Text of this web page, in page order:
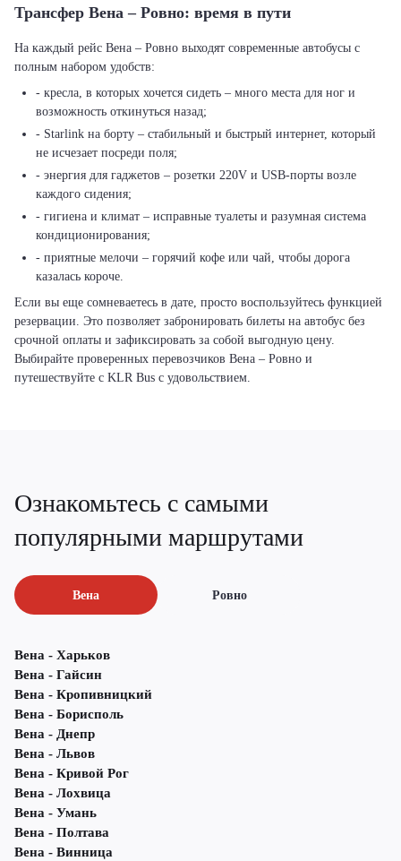
Трансфер Вена – Ровно: время в пути
На каждый рейс Вена – Ровно выходят современные автобусы с
полным набором удобств:
- кресла, в которых хочется сидеть – много места для ног и
возможность откинуться назад;
- Starlink на борту – стабильный и быстрый интернет, который
не исчезает посреди поля;
- энергия для гаджетов – розетки 220V и USB-порты возле
каждого сидения;
- гигиена и климат – исправные туалеты и разумная система
кондиционирования;
- приятные мелочи – горячий кофе или чай, чтобы дорога
казалась короче.
Если вы еще сомневаетесь в дате, просто воспользуйтесь функцией
резервации. Это позволяет забронировать билеты на автобус без
срочной оплаты и зафиксировать за собой выгодную цену.
Выбирайте проверенных перевозчиков Вена – Ровно и
путешествуйте с KLR Bus с удовольствием.
Ознакомьтесь с самыми
популярными маршрутами
Вена Ровно
Вена - Харьков
Вена - Гайсин
Вена - Кропивницкий
Вена - Борисполь
Вена - Днепр
Вена - Львов
Вена - Кривой Рог
Вена - Лохвица
Вена - Умань
Вена - Полтава
Вена - Винница